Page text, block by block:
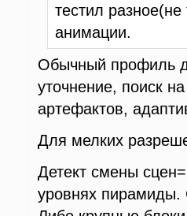
тестил
анимации.
Обычный профиль
уточнение, поиск
артефактов,
Для мелких
Детект смены
уровнях пирамиды.